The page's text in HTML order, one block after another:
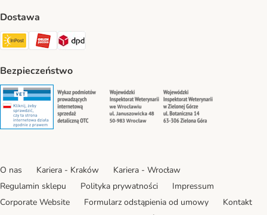
Dostawa
Paczkomat® Shipping Method
ORLEN Paczka Shipping Method
DPD Shipping Method
Bezpieczeństwo
Security Security Security
O nas Kariera - Kraków
Kariera - Wrocław
Regulamin sklepu
Polityka prywatności
Impressum
Corporate Website
Formularz odstąpienia od umowy
Kontakt